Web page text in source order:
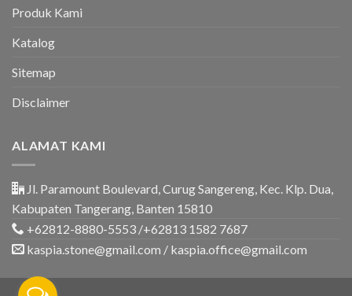
Produk Kami
Katalog
Sitemap
Disclaimer
ALAMAT KAMI
Jl. Paramount Boulevard, Curug Sangereng, Kec. Klp. Dua,
Kabupaten Tangerang, Banten 15810
+62812-8880-5553 /+62813 1582 7687
kaspia.stone@gmail.com / kaspia.office@gmail.com